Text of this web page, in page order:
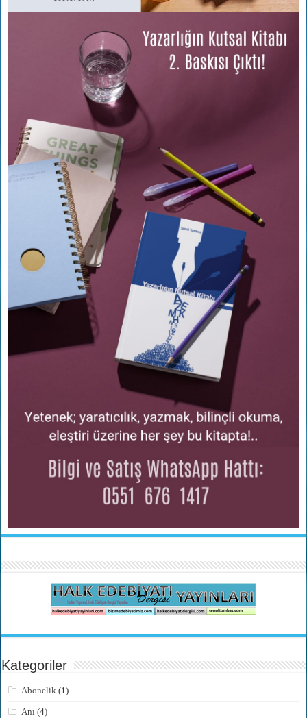
Kategoriler
Abonelik (1)
Anı (4)